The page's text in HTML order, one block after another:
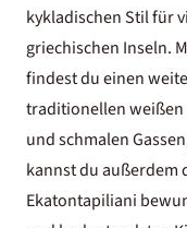
kykladischen Stilfür
griechischen Inseln.
findest du einen
traditionellen weißen
und schmalen
kannst du außerdem
Ekatontapiliani